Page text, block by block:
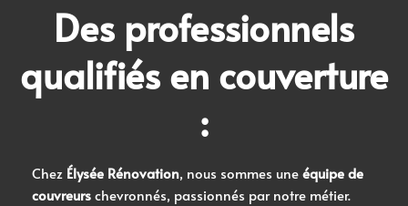
Des professionnels
qualifiés en couverture
:
Chez Élysée Rénovation, nous sommes une équipe de
couvreurs chevronnés, passionnés par notre métier.